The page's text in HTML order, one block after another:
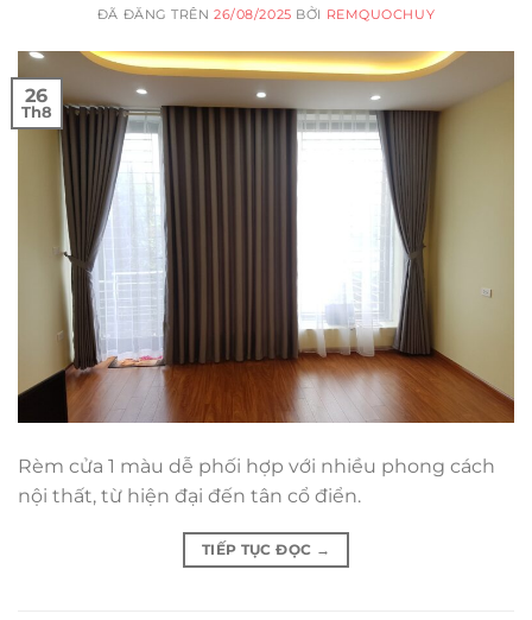
ĐÃ ĐĂNG TRÊN26/08/2025 BỞI REMQUOCHUY
26
Th8
Rèm cửa 1 màu dễ phối hợp với nhiều phong cách
nội thất, từ hiện đại đến tân cổ điển.
TIẾP TỤC ĐỌC →